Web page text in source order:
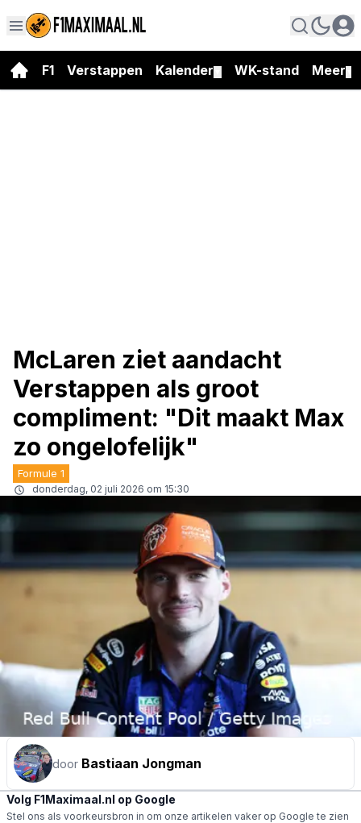
F1 Verstappen Kalender WK-stand Meer
McLaren ziet aandacht
Verstappen als groot
compliment: "Dit maakt Max
zo ongelofelijk"
Formule 1
donderdag, 02 juli 2026 om 15:30
door Bastiaan Jongman
Volg F1Maximaal.nl op Google
Stel ons als voorkeursbron in om onze artikelen vaker op Google te zien